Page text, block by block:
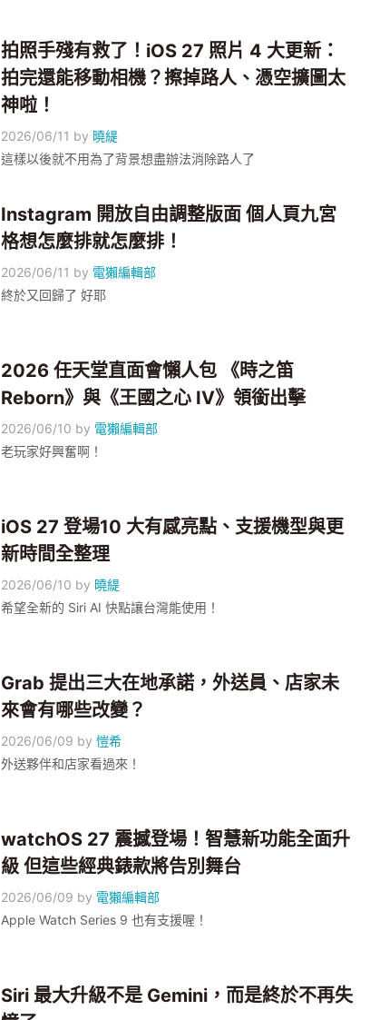
拍照手殘有救了！iOS 27 照片 4 大更新：
拍完還能移動相機？擦掉路人、憑空擴圖太
神啦！
2026/06/11 by 曉緹
這樣以後就不用為了背景想盡辦法消除路人了
Instagram 開放自由調整版面 個人頁九宮
格想怎麼排就怎麼排！
2026/06/11 by 電獺編輯部
終於又回歸了 好耶
2026 任天堂直面會懶人包 《時之笛
Reborn》與《王國之心 IV》領銜出擊
2026/06/10 by 電獺編輯部
老玩家好興奮啊！
iOS 27 登場10 大有感亮點、支援機型與更
新時間全整理
2026/06/10 by 曉緹
希望全新的 Siri AI 快點讓台灣能使用！
Grab 提出三大在地承諾，外送員、店家未
來會有哪些改變？
2026/06/09 by愷希
外送夥伴和店家看過來！
watchOS 27 震撼登場！智慧新功能全面升
級 但這些經典錶款將告別舞台
2026/06/09 by 電獺編輯部
Apple Watch Series 9 也有支援喔！
Siri 最大升級不是 Gemini，而是終於不再失